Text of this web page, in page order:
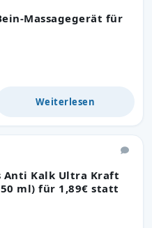
Massagegerät für
Weiterlesen
Anti Kalk Ultra Kraft
ml) für 1,89€ statt